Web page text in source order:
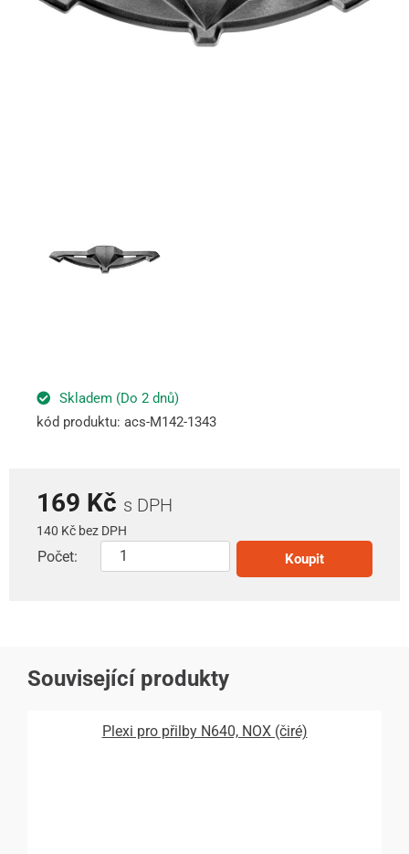
Skladem (Do 2 dnů)
kód produktu: acs-M142-1343
169 Kč s DPH
140 Kč bez DPH
Počet: Koupit
Související produkty
Plexi pro přilby N640, NOX (čiré)